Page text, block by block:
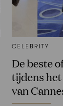
CELEBRITY
De beste
tijdens
van